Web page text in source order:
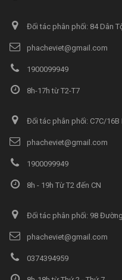
Đối tác phân phối: 84 Dân
phacheviet@gmail.com
1900099949
8h-17h từ T2-T7
Đối tác phân phối: C7C/16B
phacheviet@gmail.com
1900099949
8h - 19h Từ T2 đến CN
Đối tác phân phối: 98 Đường
phacheviet@gmail.com
0374394959